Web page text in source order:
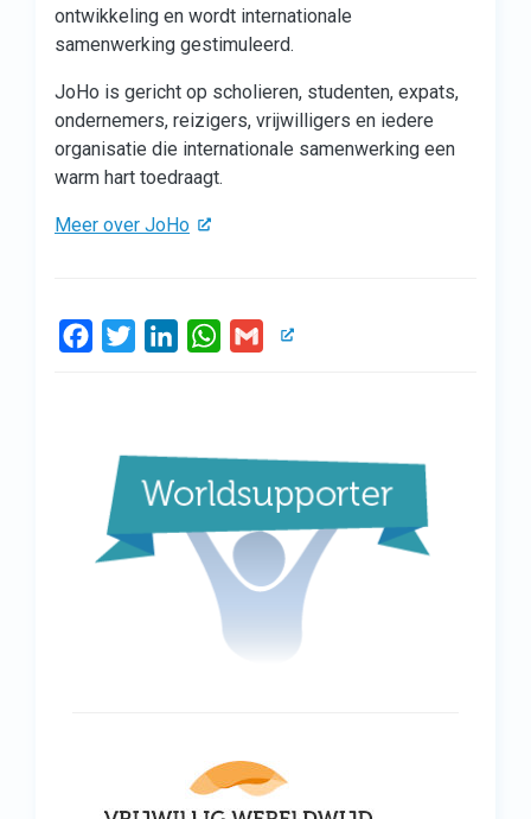
ontwikkeling en wordt internationale
samenwerking gestimuleerd.
JoHo is gericht op scholieren, studenten, expats,
ondernemers, reizigers, vrijwilligers en iedere
organisatie die internationale samenwerking een
warm hart toedraagt.
Meer over JoHo
FacebookTwitterLinkedInWhatsApp
Gmail